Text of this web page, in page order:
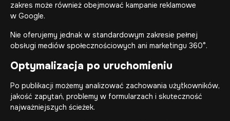
zakres może również obejmować kampanie reklamowe
w Google.
Nie oferujemy jednak w standardowym zakresie pełnej
obsługi mediów społecznościowych ani marketingu 360°.
Optymalizacja po uruchomieniu
Po publikacji możemy analizować zachowania użytkowników,
jakość zapytań, problemy w formularzach i skuteczność
najważniejszych ścieżek.